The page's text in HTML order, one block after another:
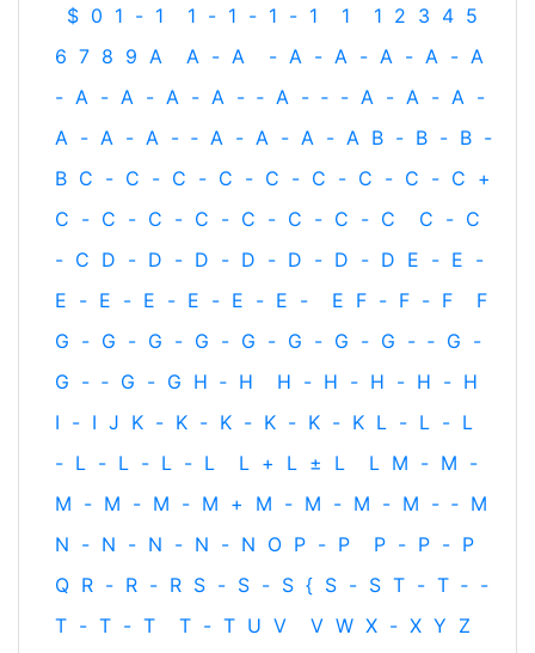
$ 0 1 - 1 1 - 1 - 1 - 1 1 1 2 3 4 5
6 7 8 9 A A - A - A - A - A - A - A
- A - A - A - A - ‐ A - ‐ - A - A - A -
A - A - A - ‐ A - A - A - A B - B - B -
B C - C - C - C - C - C - C - C - C +
C - C - C - C - C - C - C - C C - C
- C D - D - D - D - D - D - D E - E -
E - E - E - E - E - E - E F - F - F
F
G - G - G - G - G - G - G - G - ‐ G -
G - ‐ G - G H ‐ H H - H - H - H - H
I - I J K - K - K - K - K - K L - L - L
- L - L - L - L L + L ± L L M - M -
M - M - M - M + M - M - M - M - ‐ M
N - N - N - N - N O P - P P - P - P
Q R - R - R S - S - S { S - S T - T ‐ -
T - T - T T - T U V V W X - X Y Z